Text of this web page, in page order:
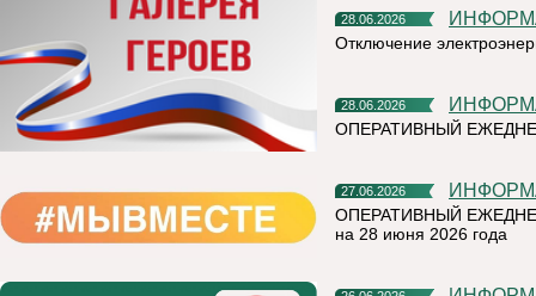
28.06.2026
Отключение
28.06.2026
ОПЕРАТИВНЫЙ
27.06.2026
ОПЕРАТИВНЫЙ
на 28 июня 2026 года